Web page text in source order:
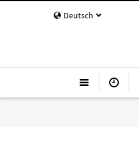
Deutsch